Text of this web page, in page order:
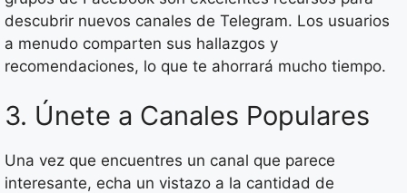
descubrir nuevos canales de Telegram. Los usuarios
a menudo comparten sus hallazgos y
recomendaciones, lo que te ahorrará mucho tiempo.
3. Únete a Canales Populares
Una vez que encuentres un canal que parece
interesante, echa un vistazo a la cantidad de